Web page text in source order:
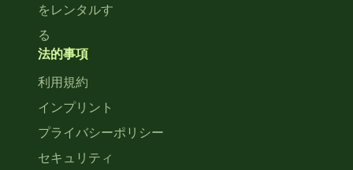
をレンタルす
る
法的事項
利用規約
インプリント
プライバシーポリシー
セキュリティ